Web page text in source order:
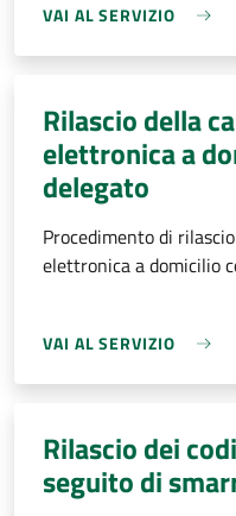
VAI AL SERVIZIO
Rilascio della
elettronica a
delegato
Procedimento di
elettronica a domicilio
VAI AL SERVIZIO
Rilascio dei
seguito di